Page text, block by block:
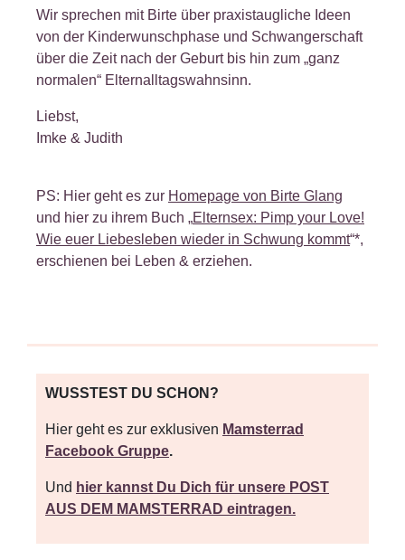
Wir sprechen mit Birte über praxistaugliche Ideen
von der Kinderwunschphase und Schwangerschaft
über die Zeit nach der Geburt bis hin zum „ganz
normalen“ Elternalltagswahnsinn.
Liebst,
Imke & Judith
PS: Hier geht es zur Homepage von Birte Glang
und hier zu ihrem Buch „Elternsex: Pimp your Love!
Wie euer Liebesleben wieder in Schwung kommt“*,
erschienen bei Leben & erziehen.
WUSSTEST DU SCHON?
Hier geht es zur exklusiven Mamsterrad
Facebook Gruppe.
Und hier kannst Du Dich für unsere POST
AUS DEM MAMSTERRAD eintragen.